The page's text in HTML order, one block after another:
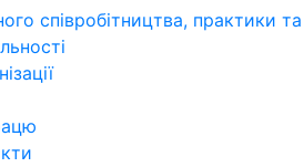
співробітництва, практики та